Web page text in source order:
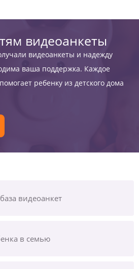
видеоанкеты
видеоанкеты и надежду
ваша поддержка. Каждое
ребенку из детского дома
видеоанкет
в семью